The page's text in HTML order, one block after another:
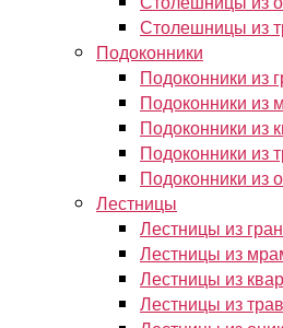
Столешницы из
Подоконники
Подоконники из
Подоконники из
Подоконники из
Подоконники из
Подоконники из
Лестницы
Лестницы из
Лестницы из
Лестницы из
Лестницы из